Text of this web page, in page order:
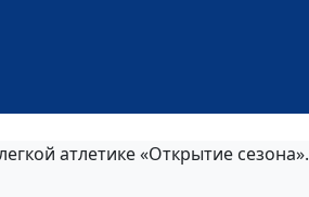
атлетике «Открытие сезона».